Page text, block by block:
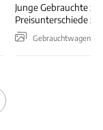
Junge Gebrauchte
Preisunterschiede
Gebrauchtwagen